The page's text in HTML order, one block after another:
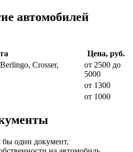
автомобилей
Цена, руб.
Crosser,
от 2500 до
5000
от 1300
от 1000
бы один документ,